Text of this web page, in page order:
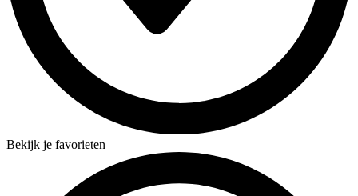
Bekijk je favorieten